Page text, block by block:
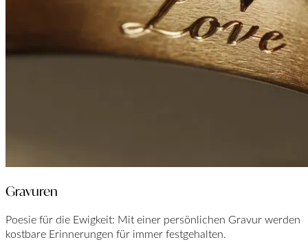
Gravuren
Poesie für die Ewigkeit: Mit einer persönlichen Gravur werden
kostbare Erinnerungen für immer festgehalten.